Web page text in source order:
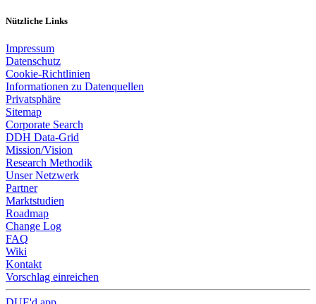
Nützliche Links
Impressum
Datenschutz
Cookie-Richtlinien
Informationen zu Datenquellen
Privatsphäre
Sitemap
Corporate Search
DDH Data-Grid
Mission/Vision
Research Methodik
Unser Netzwerk
Partner
Marktstudien
Roadmap
Change Log
FAQ
Wiki
Kontakt
Vorschlag einreichen